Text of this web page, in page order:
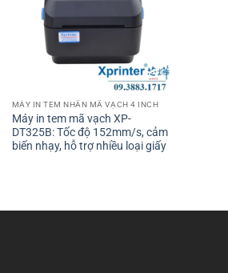
MÁY IN TEM NHÃN MÃ VẠCH 4 INCH
Máy in tem mã vạch XP-
DT325B: Tốc độ 152mm/s, cảm
biến nhạy, hỗ trợ nhiều loại giấy